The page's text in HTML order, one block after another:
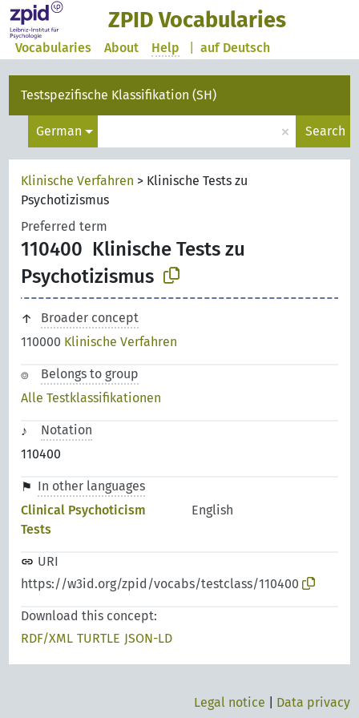
ZPID Vocabularies
auf Deutsch
Vocabularies About Help
Testspezifische Klassifikation (SH)
German × Search
Klinische Verfahren > Klinische Tests zu
Psychotizismus
Preferred term
110400 Klinische Tests zu
Psychotizismus
Broader concept
110000 Klinische Verfahren
Belongs to group
Alle Testklassifikationen
Notation
110400
In other languages
Clinical Psychoticism
Tests
English
URI
https://w3id.org/zpid/vocabs/testclass/110400
Download this concept:
RDF/XML TURTLE JSON-LD
Legal notice Data privacy